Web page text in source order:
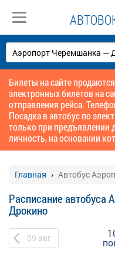
Билеты на сайте
электронных билетов на
отправления рейса.
Посадка в автобус по
только при предъявлении
личность, на основании
Главная Автобус
Расписание автобуса
Дрокино
09 авг